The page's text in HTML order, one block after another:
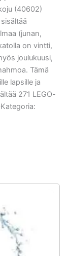
(40602)
(junan,
on vintti,
joulukuusi,
Tämä
lapsille ja
271 LEGO-